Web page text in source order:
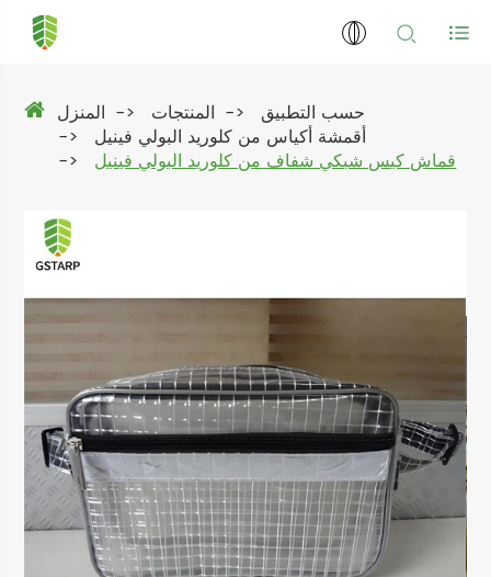
المنزل المنتجات
حسب التطبيق
أقمشة أكياس من كلوريد البولي فينيل
قماش كيس شبكي شفاف من كلوريد البولي فينيل